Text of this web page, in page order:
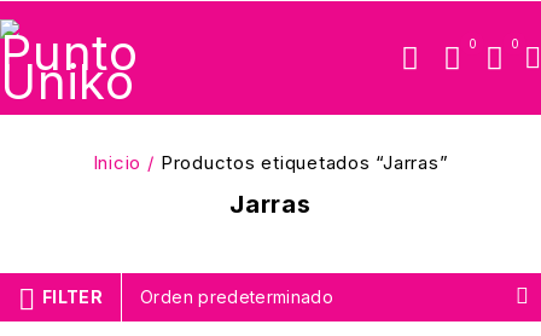
0 0
Jarras
Inicio / Productos etiquetados “Jarras”
FILTER Orden predeterminado